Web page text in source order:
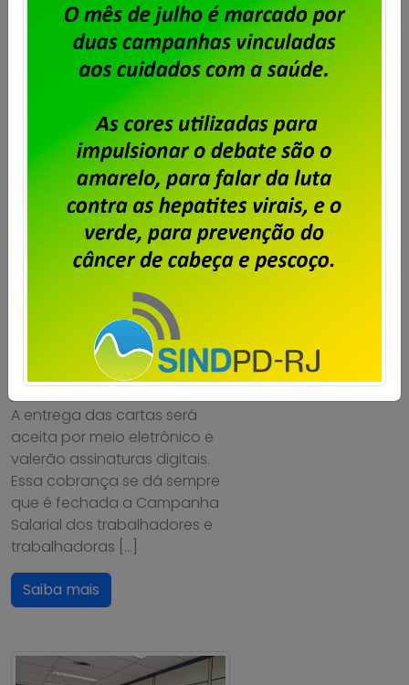
Particulares –
Desconto Único
Carta de Oposição
à Contribuição para
Fortalecimento
Sindical
Publicado porImprensaem
30/09/2025.
O Sindpd-RJ está, em
Convenção Coletiva de
Trabalho 2025/2027, abrindo
prazo para entrega de cartas
de oposição à Contribuição
para Fortalecimento Sindical.
A entrega das cartas será
aceita por meio eletrônico e
valerão assinaturas digitais.
Essa cobrança se dá sempre
que é fechada a Campanha
Salarial dos trabalhadores e
trabalhadoras […]
Saiba mais